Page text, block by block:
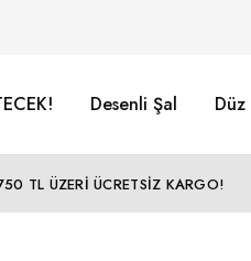
Desenli Şal Düz
TL ÜZERİ ÜCRETSİZ KARGO!